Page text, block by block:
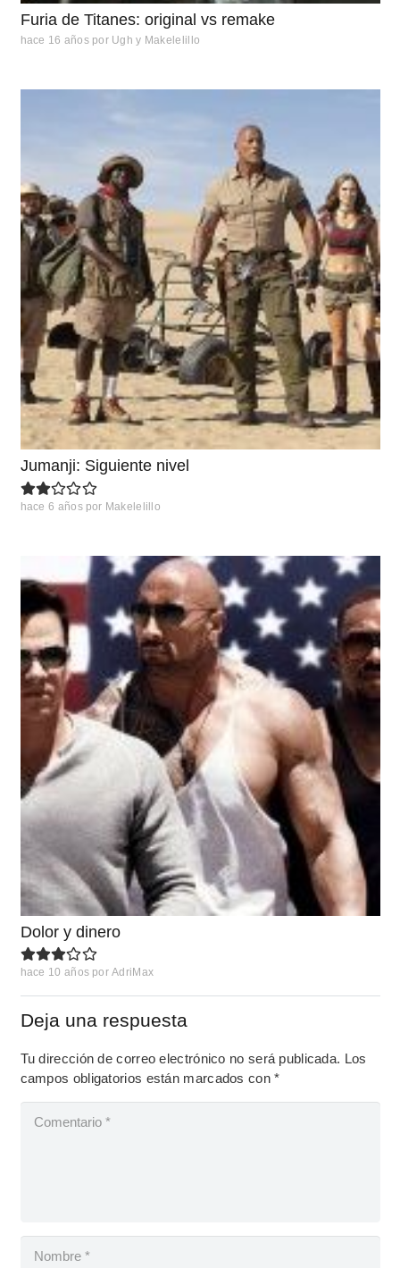
Furia de Titanes: original vs remake
hace 16 años por Ugh y Makelelillo
Jumanji: Siguiente nivel
hace 6 años por Makelelillo
Dolor y dinero
hace 10 años por AdriMax
Deja una respuesta
Tu dirección de correo electrónico no será publicada. Los
campos obligatorios están marcados con*